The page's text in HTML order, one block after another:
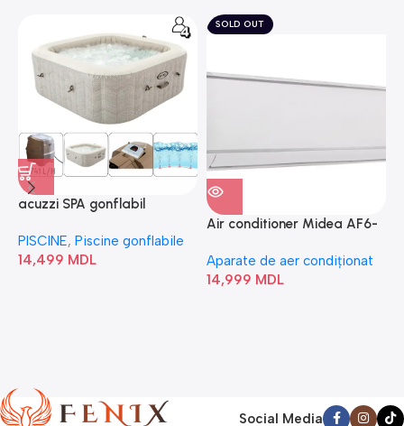
acuzzi SPA gonflabil
Bubble” 28446
PISCINE, Piscine gonflabile
14,499 MDL
SOLD OUT
Air conditioner Midea AF6-
Aparate de aer condiționat
14,999 MDL
Social Media